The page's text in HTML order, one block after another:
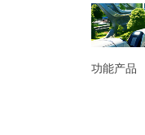
功能产品